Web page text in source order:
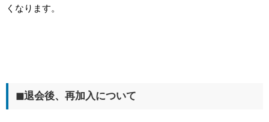
くなります。
◼︎退会後、再加入について